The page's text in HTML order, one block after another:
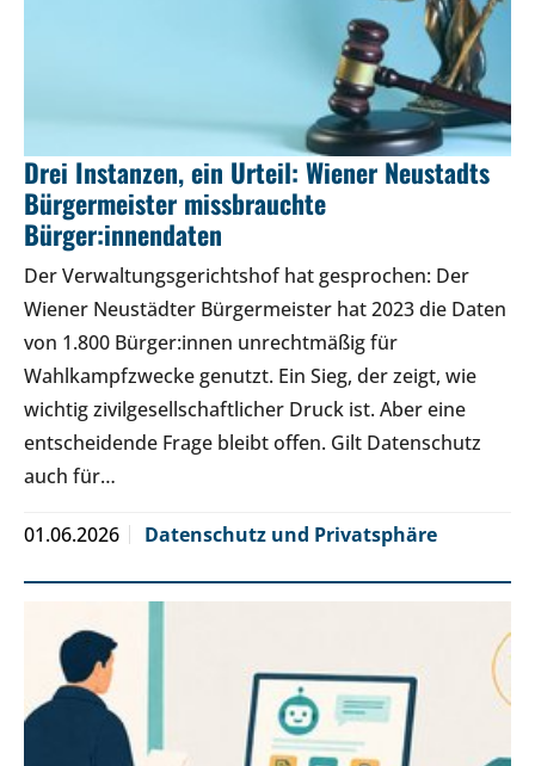
Drei Instanzen, ein Urteil: Wiener Neustadts
Bürgermeister missbrauchte
Bürger:innendaten
Der Verwaltungsgerichtshof hat gesprochen: Der
Wiener Neustädter Bürgermeister hat 2023 die Daten
von 1.800 Bürger:innen unrechtmäßig für
Wahlkampfzwecke genutzt. Ein Sieg, der zeigt, wie
wichtig zivilgesellschaftlicher Druck ist. Aber eine
entscheidende Frage bleibt offen. Gilt Datenschutz
auch für…
01.06.2026 Datenschutz und Privatsphäre